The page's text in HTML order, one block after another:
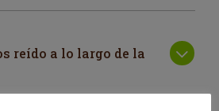
reído a lo largo de la